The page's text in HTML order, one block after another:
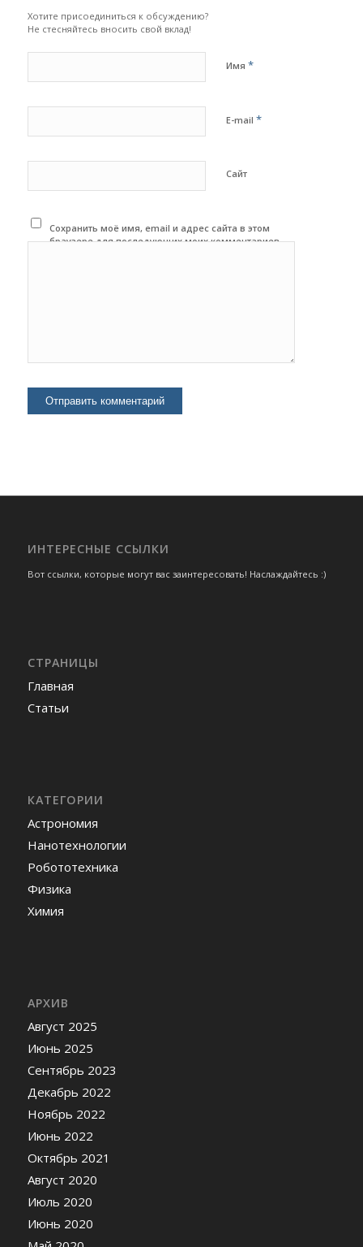
Хотите присоединиться к обсуждению?
Не стесняйтесь вносить свой вклад!
Имя *
E-mail *
Сайт
Сохранить моё имя, email и адрес сайта в этом
браузере для последующих моих комментариев.
ИНТЕРЕСНЫЕ ССЫЛКИ
Вот ссылки, которые могут вас заинтересовать! Наслаждайтесь :)
СТРАНИЦЫ
Главная
Статьи
КАТЕГОРИИ
Астрономия
Нанотехнологии
Робототехника
Физика
Химия
АРХИВ
Август 2025
Июнь 2025
Сентябрь 2023
Декабрь 2022
Ноябрь 2022
Июнь 2022
Октябрь 2021
Август 2020
Июль 2020
Июнь 2020